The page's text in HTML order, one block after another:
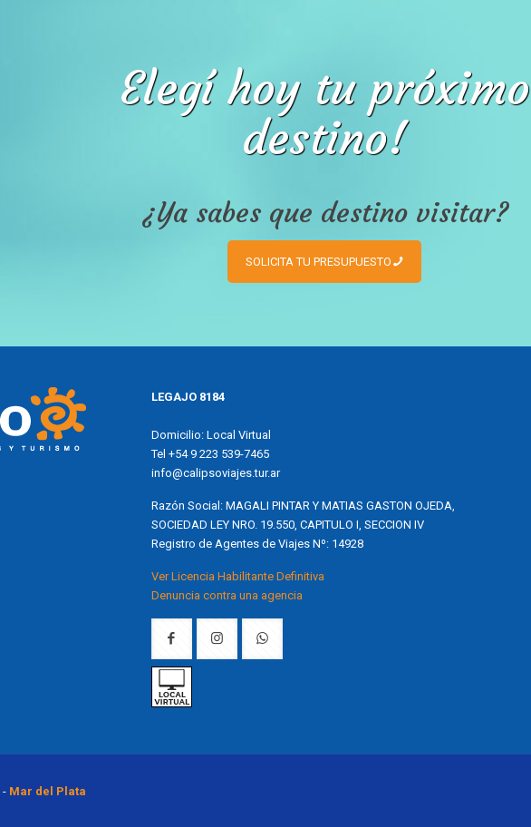
Elegí hoy tu próximo
destino!
¿Ya sabes que destino visitar?
SOLICITA TU PRESUPUESTO
LEGAJO 8184
Domicilio: Local Virtual
Tel +54 9 223 539-7465
info@calipsoviajes.tur.ar
Razón Social: MAGALI PINTAR Y MATIAS GASTON OJEDA,
SOCIEDAD LEY NRO. 19.550, CAPITULO I, SECCION IV
Registro de Agentes de Viajes Nº: 14928
Ver Licencia Habilitante Definitiva
Denuncia contra una agencia
- Mar del Plata